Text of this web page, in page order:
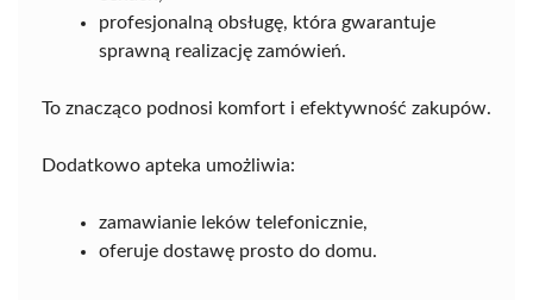
profesjonalną obsługę, która gwarantuje
sprawną realizację zamówień.
To znacząco podnosi komfort i efektywność zakupów.
Dodatkowo apteka umożliwia:
zamawianie leków telefonicznie,
oferuje dostawę prosto do domu.